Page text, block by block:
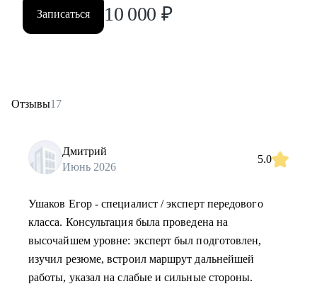
Записаться 10 000 ₽
Отзывы17
Дмитрий
Июнь 2026
5.0
Ушаков Егор - специалист / эксперт передового
класса. Консультация была проведена на
высочайшем уровне: эксперт был подготовлен,
изучил резюме, встроил маршрут дальнейшей
работы, указал на слабые и сильные стороны.